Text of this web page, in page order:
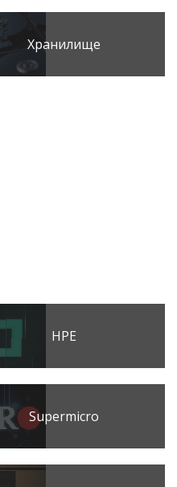
Хранилище
HPE
Supermicro